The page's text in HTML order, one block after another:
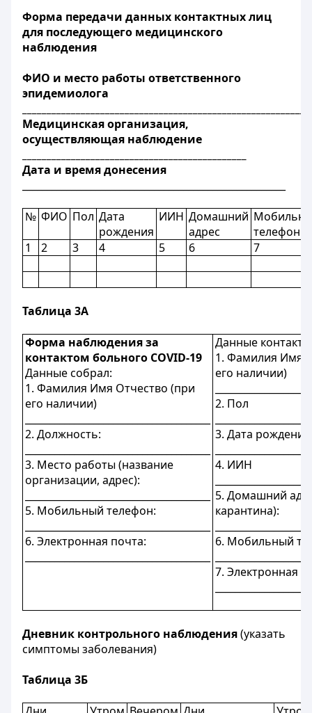
Форма передачи данных контактных лиц
для последующего медицинского
наблюдения
ФИО и место работы ответственного
эпидемиолога
Медицинскаяорганизация,
осуществляющая наблюдение
Дата и время донесения
№ ФИО Пол Дата
рождения
ИИН Домашний
адрес
телефон
1
2 3 4 5 6 7
Таблица 3А
Форма наблюдения за
контактом больного COVID-19
Данные собрал:
1. Фамилия Имя Отчество (при
его наличии)
2. Должность:
3. Место работы (название
организации, адрес):
5. Мобильный телефон:
6. Электронная почта:
Данные
1. Фамилия Имя
его наличии)
2. Пол
3. Дата рождения
4. ИИН
5. Домашний
карантина):
6. Мобильный
7. Электронная
Дневник контрольного наблюдения(указать
симптомы заболевания)
Таблица 3Б